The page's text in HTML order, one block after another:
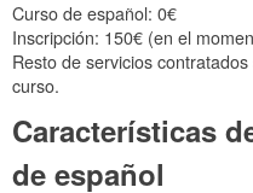
Curso de español: 0€
Inscripción: 150€ (en el
Resto de servicios
curso.
Características
de español